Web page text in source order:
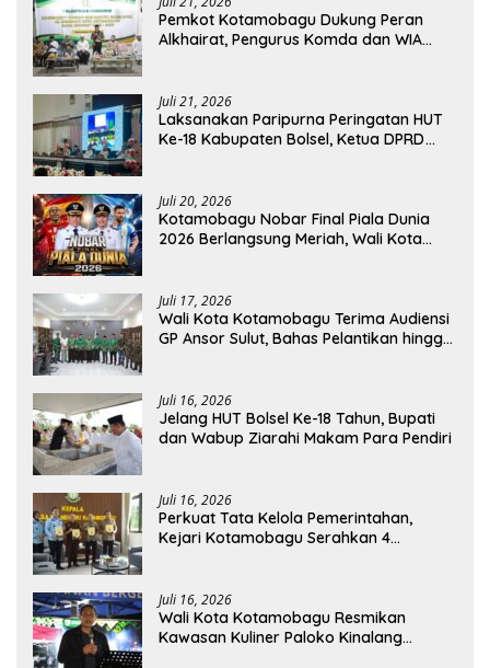
Pemkot Kotamobagu Dukung Peran
Alkhairat, Pengurus Komda dan WIA
Juli 21, 2026
Laksanakan Paripurna Peringatan HUT
Ke-18 Kabupaten Bolsel, Ketua DPRD
Juli 20, 2026
Kotamobagu Nobar Final Piala Dunia
2026 Berlangsung Meriah, Wali Kota
Juli 17, 2026
Wali Kota Kotamobagu Terima Audiensi
GP Ansor Sulut, Bahas Pelantikan hingga
Juli 16, 2026
Jelang HUT Bolsel Ke-18 Tahun, Bupati
dan Wabup Ziarahi Makam Para Pendiri
Juli 16, 2026
Perkuat Tata Kelola Pemerintahan,
Kejari Kotamobagu Serahkan 4
Juli 16, 2026
Wali Kota Kotamobagu Resmikan
Kawasan Kuliner Paloko Kinalang